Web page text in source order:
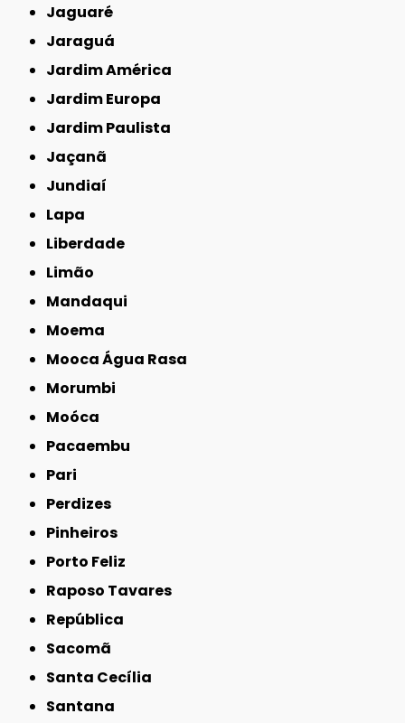
Jaguaré
Jaraguá
Jardim América
Jardim Europa
Jardim Paulista
Jaçanã
Jundiaí
Lapa
Liberdade
Limão
Mandaqui
Moema
Mooca Água Rasa
Morumbi
Moóca
Pacaembu
Pari
Perdizes
Pinheiros
Porto Feliz
Raposo Tavares
República
Sacomã
Santa Cecília
Santana